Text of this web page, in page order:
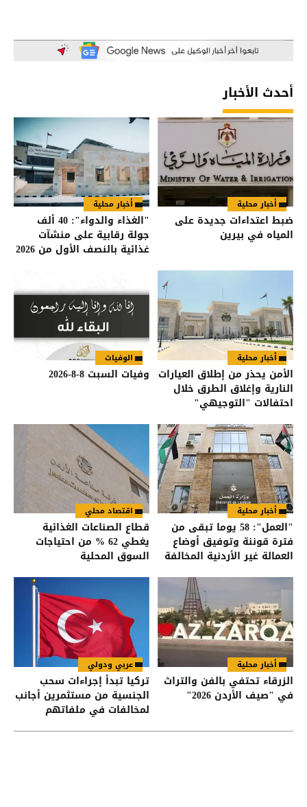
أحدث الأخبار
أخبار محلية
ضبط اعتداءات جديدة على
المياه في بيرين
أخبار محلية
"الغذاء والدواء": 40 ألف
جولة رقابية على منشآت
غذائية بالنصف الأول من 2026
أخبار محلية
الأمن يحذر من إطلاق العيارات
النارية وإغلاق الطرق خلال
احتفالات "التوجيهي"
الوفيات
وفيات السبت 8-8-2026
أخبار محلية
"العمل": 58 يوما تبقى من
فترة قوننة وتوفيق أوضاع
العمالة غير الأردنية المخالفة
اقتصاد محلي
قطاع الصناعات الغذائية
يغطي 62 % من احتياجات
السوق المحلية
أخبار محلية
الزرقاء تحتفي بالفن والتراث
في "صيف الأردن 2026"
عربي ودولي
تركيا تبدأ إجراءات سحب
الجنسية من مستثمرين أجانب
لمخالفات في ملفاتهم